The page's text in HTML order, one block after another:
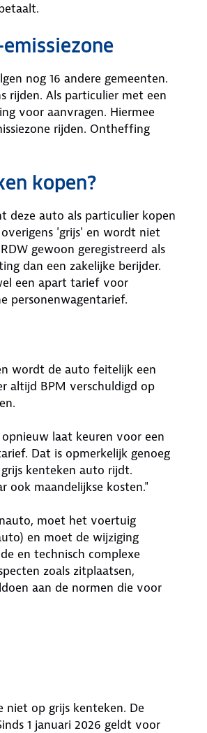
nog 16 andere gemeenten.
rijden. Als particulier met een
voor aanvragen. Hiermee
rijden. Ontheffing
kopen?
deze auto als particulier kopen
'grijs' en wordt niet
gewoon geregistreerd als
dan een zakelijke berijder.
een apart tarief voor
personenwagentarief.
wordt de auto feitelijk een
altijd BPM verschuldigd op
laat keuren voor een
Dat is opmerkelijk genoeg
kenteken auto rijdt.
ook maandelijkse kosten."
moet het voertuig
en moet de wijziging
en technisch complexe
zoals zitplaatsen,
aan de normen die voor
op grijs kenteken. De
1 januari 2026 geldt voor